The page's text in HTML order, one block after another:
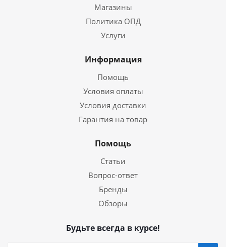
Магазины
Политика ОПД
Услуги
Информация
Помощь
Условия оплаты
Условия доставки
Гарантия на товар
Помощь
Статьи
Вопрос-ответ
Бренды
Обзоры
Будьте всегда в курсе!